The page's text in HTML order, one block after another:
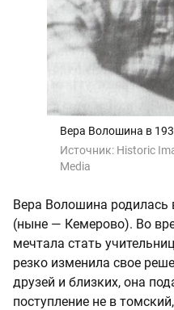
Вера Волошина в
Источник: Historic
Media
Вера Волошина родилась
(ныне — Кемерово). Во
мечтала стать
резко изменила свое
друзей и близких, она
поступление не в